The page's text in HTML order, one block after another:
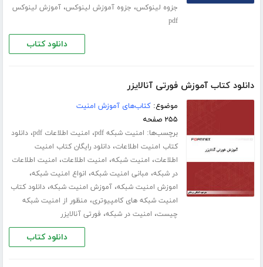
جزوه لینوکس، جزوه آموزش لینوکس،آموزش لینوکس
pdf
دانلود کتاب
دانلود کتاب آموزش فورتی آنالایزر
موضوع:کتاب‌های آموزش امنیت
۲۵۵ صفحه
برچسب‌ها: امنیت شبکه pdf ، امنیت اطلاعات pdf ،دانلود
کتاب امنیت اطلاعات،دانلود رایگان کتاب امنیت
اطلاعات، امنیت شبکه، امنیت اطلاعات، امنیت اطلاعات
در شبکه، مبانی امنیت شبکه، انواع امنیت شبکه،
اموزش امنیت شبکه،آموزش امنیت شبکه،دانلود کتاب
امنیت شبکه های کامپیوتری، منظور از امنیت شبکه
چیست، امنیت در شبکه، فورتی آنالایزر
دانلود کتاب